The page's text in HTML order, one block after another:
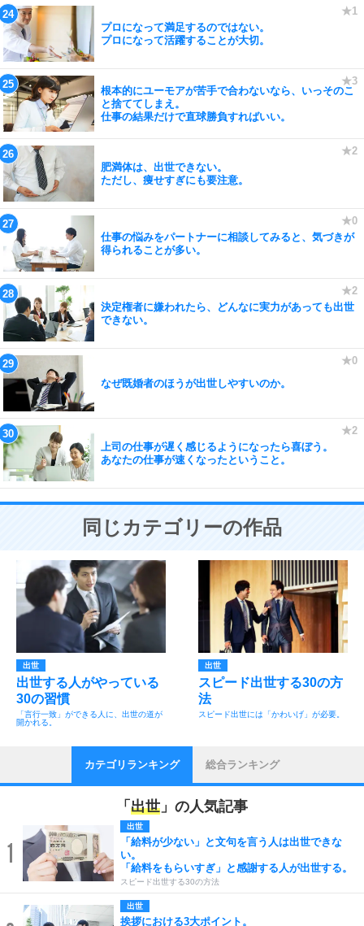
プロになって満足するのではない。
プロになって活躍することが大切。
根本的にユーモアが苦手で合わないなら、いっそのこ
と捨ててしまえ。
仕事の結果だけで直球勝負すればいい。
肥満体は、出世できない。
ただし、痩せすぎにも要注意。
仕事の悩みをパートナーに相談してみると、気づきが
得られることが多い。
決定権者に嫌われたら、どんなに実力があっても出世
できない。
なぜ既婚者のほうが出世しやすいのか。
上司の仕事が遅く感じるようになったら喜ぼう。
あなたの仕事が速くなったということ。
同じカテゴリーの作品
出世
出世する人がやっている
30の習慣
「言行一致」ができる人に、出世の道が
開かれる。
出世
スピード出世する30の方
法
スピード出世には「かわいげ」が必要。
カテゴリランキング 総合ランキング
「 出世 」の人気記事
1
出世
「給料が少ない」と文句を言う人は出世できな
い。
「給料をもらいすぎ」と感謝する人が出世する。
スピード出世する30の方法
出世
挨拶における3大ポイント。